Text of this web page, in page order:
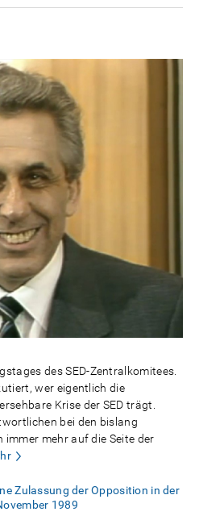
des SED-Zentralkomitees.
wer eigentlich die
Krise der SED trägt.
bei den bislang
immer mehr auf die Seite der
Zulassung der Opposition in der
1989